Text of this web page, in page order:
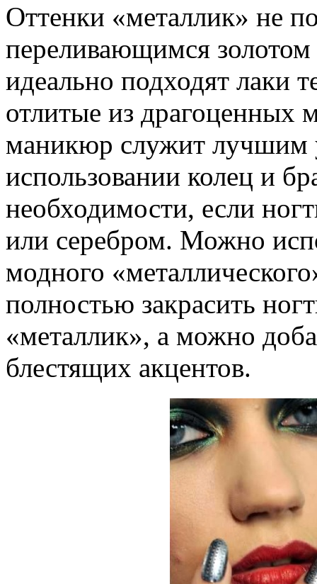
Оттенки «металлик» не
переливающимся
идеально подходят лаки
отлитые из драгоценных
маникюр служит лучшим
использовании колец и
необходимости, если
или серебром. Можно
модного
полностью закрасить
«металлик», а можно
блестящих акцентов.